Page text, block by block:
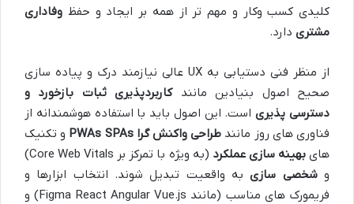
کلیدی کسب وکار و مهم تر از همه بر ایجاد و حفظ وفاداری
مشتری دارد.
از منظر فنی دستیابی به UX عالی نیازمند درک و پیاده سازی
صحیح اصول بنیادین مانندکاربردپذیری ثبات بازخورد و
دسترسی پذیریاست. این اصول باید با استفاده هوشمندانه از
فناوری های روز مانند طراحی واکنش گرا PWAs SPAs
و تکنیک
هایبهینه سازی عملکرد
(به ویژه با تمرکز بر Core Web Vitals)
وشخصی سازیبه واقعیت تبدیل شوند. انتخاب ابزارها و
فریمورک های مناسب (مانند Figma React Angular Vue.js) و